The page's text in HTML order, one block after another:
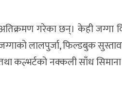
गरेका छन्। केही जग्गा
लालपुर्जा, फिल्डबुक
कल्भर्टको नक्कली साँध